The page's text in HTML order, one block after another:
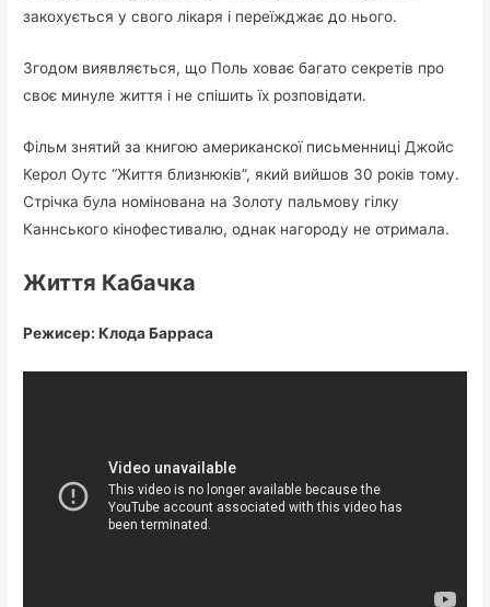
закохується у свого лікаря і переїжджає до нього.
Згодом виявляється, що Поль ховає багато секретів про
своє минуле життя і не спішить їх розповідати.
Фільм знятий за книгою американскої письменниці Джойс
Керол Оутс “Життя близнюків”, який вийшов 30 років тому.
Стрічка була номінована на Золоту пальмову гілку
Каннського кінофестивалю, однак нагороду не отримала.
Життя Кабачка
Режисер: Клода Барраса